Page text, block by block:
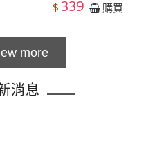
$ 339 購買
消息